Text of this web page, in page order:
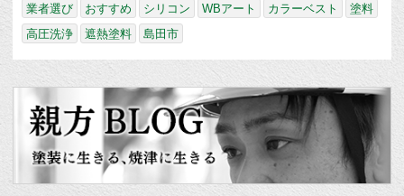
業者選び
おすすめ シリコン WBアート カラーベスト
塗料
高圧洗浄
遮熱塗料 島田市